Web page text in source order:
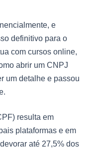
e
definitivo para o
com cursos online,
abrir um CNPJ
um detalhe e passou
resulta em
plataformas e em
até 27,5% dos